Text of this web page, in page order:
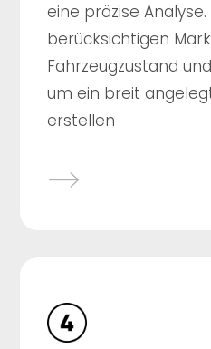
eine präzise Analyse.
berücksichtigen
Fahrzeugzustand
um ein breit
erstellen